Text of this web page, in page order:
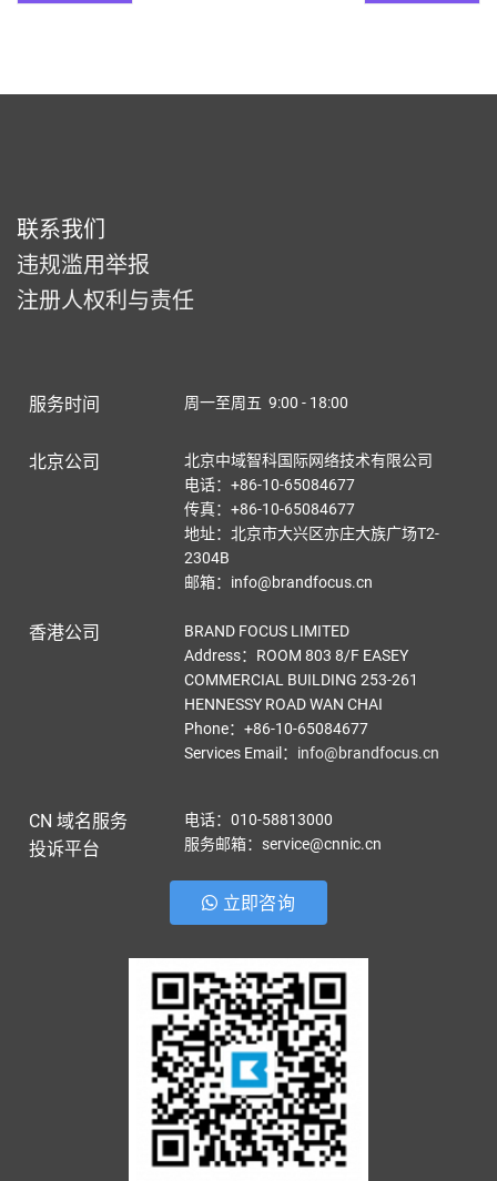
联系我们
违规滥用举报
注册人权利与责任
服务时间 周一至周五 9:00 - 18:00
北京公司
北京中域智科国际网络技术有限公司
电话：+86-10-65084677
传真：+86-10-65084677
地址：北京市大兴区亦庄大族广场T2-
2304B
邮箱：info@brandfocus.cn
香港公司
BRAND FOCUS LIMITED
Address：ROOM 803 8/F EASEY
COMMERCIAL BUILDING 253-261
HENNESSY ROAD WAN CHAI
Phone：+86-10-65084677
Services Email ： info@brandfocus.cn
CN 域名服务
投诉平台
电话：010-58813000
服务邮箱：service@cnnic.cn
立即咨询